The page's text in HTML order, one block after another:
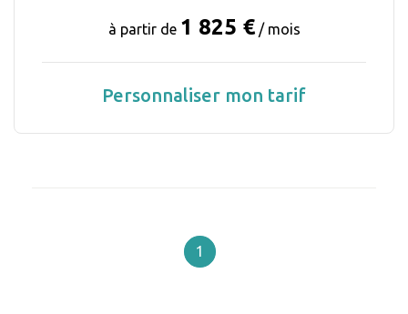
à partir de 1 825 € / mois
Personnaliser mon tarif
1